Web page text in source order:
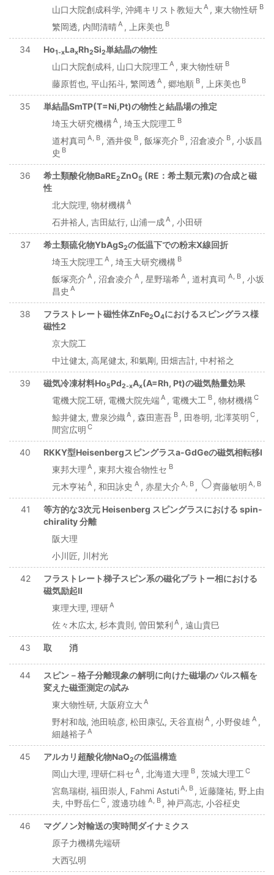
山口大院創成科学, 沖縄キリスト教短大 A , 東大物性研 B
繁岡透, 内間清晴A , 上床美也 B
34 Ho1-xLaxRh2Si2単結晶の物性
山口大院創成科, 山口大院理工 A , 東大物性研 B
藤原哲也, 平山拓斗, 繁岡透 A , 郷地順 B , 上床美也 B
35
単結晶SmTP(T=Ni,Pt)の物性と結晶場の推定
埼玉大研究機構A , 埼玉大院理工 B
道村真司 A, B , 酒井俊 B , 飯塚亮介 B , 沼倉凌介 B , 小坂昌
史 B
36 希土類酸化物BaRE2ZnO5 (RE：希土類元素)の合成と磁
性
北大院理, 物材機構A
石井裕人, 吉田紘行, 山浦一成A , 小田研
37 希土類硫化物YbAgS2の低温下での粉末X線回折
埼玉大院理工 A , 埼玉大研究機構 B
飯塚亮介 A , 沼倉凌介 A , 星野瑞希A , 道村真司 A, B , 小坂
昌史 A
38 フラストレート磁性体ZnFe2O4におけるスピングラス様
磁性2
京大院工
中辻健太, 高尾健太, 和氣剛, 田畑吉計, 中村裕之
39 磁気冷凍材料Ho5Pd2-xAx(A=Rh, Pt)の磁気熱量効果
電機大院工研, 電機大院先端A , 電機大工 B , 物材機構C
鯨井健太, 豊泉沙織 A , 森田憲吾 B , 田巻明, 北澤英明 C ,
間宮広明 C
40
RKKY型Heisenbergスピングラスa-GdGeの磁気相転移I
東邦大理 A , 東邦大複合物性セ B
元木亨祐A , 和田詠史 A , 赤星大介 A, B , ◯齊藤敏明 A, B
41
等方的な3次元 Heisenberg スピングラスにおける spin-
chirality 分離
阪大理
小川匠, 川村光
42
フラストレート梯子スピン系の磁化プラトー相における
磁気励起II
東理大理, 理研A
佐々木広太, 杉本貴則, 曽田繁利 A , 遠山貴巳
43 取 消
44
スピン－格子分離現象の解明に向けた磁場のパルス幅を
変えた磁歪測定の試み
東大物性研, 大阪府立大 A
野村和哉, 池田暁彦, 松田康弘, 天谷直樹A , 小野俊雄 A ,
細越裕子A
45 アルカリ超酸化物NaO2の低温構造
岡山大理, 理研仁科セ A , 北海道大理 B , 茨城大理工 C
宮島瑞樹, 福田崇人, Fahmi AstutiA, B , 近藤隆祐, 野上由
夫, 中野岳仁 C , 渡邊功雄 A, B , 神戸高志, 小谷柾史
46
マグノン対輸送の実時間ダイナミクス
原子力機構先端研
大西弘明